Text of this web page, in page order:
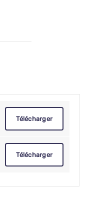
Télécharger
Télécharger